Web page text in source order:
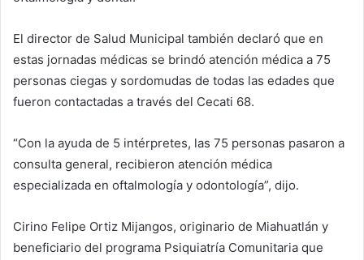
El director de Salud Municipal también declaró que en
estas jornadas médicas se brindó atención médica a 75
personas ciegas y sordomudas de todas las edades que
fueron contactadas a través del Cecati 68.
“Con la ayuda de 5 intérpretes, las 75 personas pasaron a
consulta general, recibieron atención médica
especializada en oftalmología y odontología”, dijo.
Cirino Felipe Ortiz Mijangos, originario de Miahuatlán y
beneficiario del programa Psiquiatría Comunitaria que